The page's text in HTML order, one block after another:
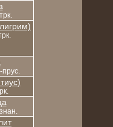
прус.